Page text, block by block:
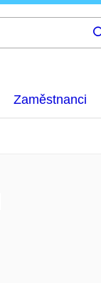
Zaměstnanci